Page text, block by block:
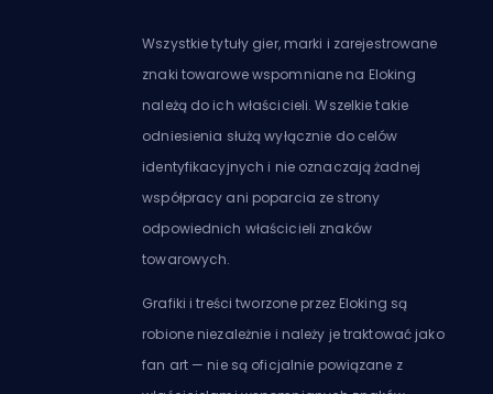
Wszystkie tytuły gier, marki i zarejestrowane
znaki towarowe wspomniane na Eloking
należą do ich właścicieli. Wszelkie takie
odniesienia służą wyłącznie do celów
identyfikacyjnych i nie oznaczają żadnej
współpracy ani poparcia ze strony
odpowiednich właścicieli znaków
towarowych.
Grafiki i treści tworzone przez Eloking są
robione niezależnie i należy je traktować jako
fan art — nie są oficjalnie powiązane z